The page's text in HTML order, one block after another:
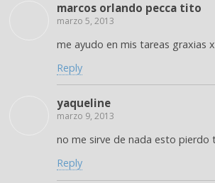
marcos orlando pecca tito
marzo 5, 2013
me ayudo en mis tareas graxias
Reply
yaqueline
marzo 9, 2013
no me sirve de nada esto pierdo
Reply